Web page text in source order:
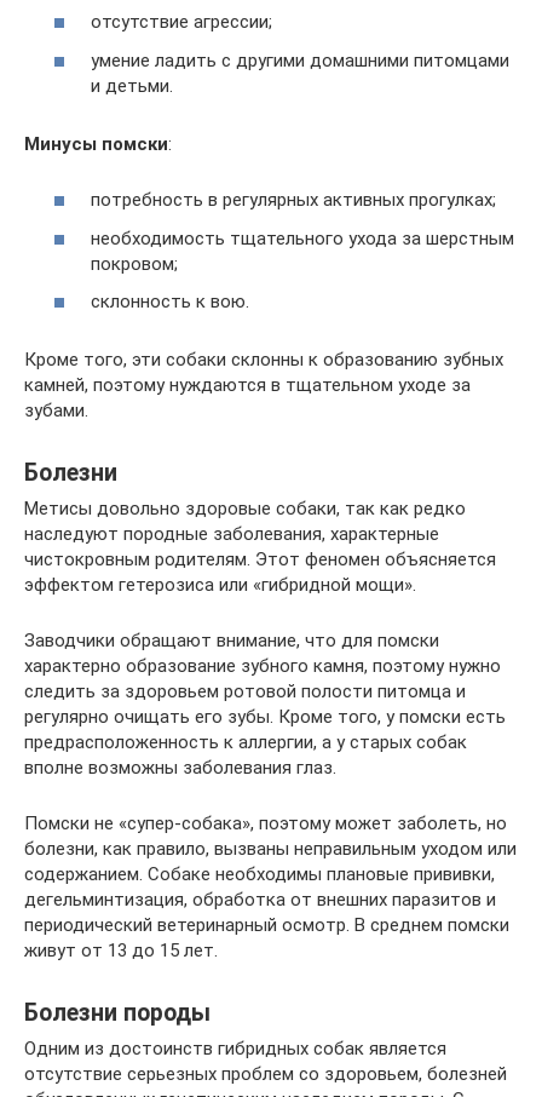
отсутствие агрессии;
умение ладить с другими домашними питомцами
и детьми.
Минусы помски:
потребность в регулярных активных прогулках;
необходимость тщательного ухода за шерстным
покровом;
склонность к вою.
Кроме того, эти собаки склонны к образованию зубных
камней, поэтому нуждаются в тщательном уходе за
зубами.
Болезни
Метисы довольно здоровые собаки, так как редко
наследуют породные заболевания, характерные
чистокровным родителям. Этот феномен объясняется
эффектом гетерозиса или «гибридной мощи».
Заводчики обращают внимание, что для помски
характерно образование зубного камня, поэтому нужно
следить за здоровьем ротовой полости питомца и
регулярно очищать его зубы. Кроме того, у помски есть
предрасположенность к аллергии, а у старых собак
вполне возможны заболевания глаз.
Помски не «супер-собака», поэтому может заболеть, но
болезни, как правило, вызваны неправильным уходом или
содержанием. Собаке необходимы плановые прививки,
дегельминтизация, обработка от внешних паразитов и
периодический ветеринарный осмотр. В среднем помски
живут от 13 до 15 лет.
Болезни породы
Одним из достоинств гибридных собак является
отсутствие серьезных проблем со здоровьем, болезней